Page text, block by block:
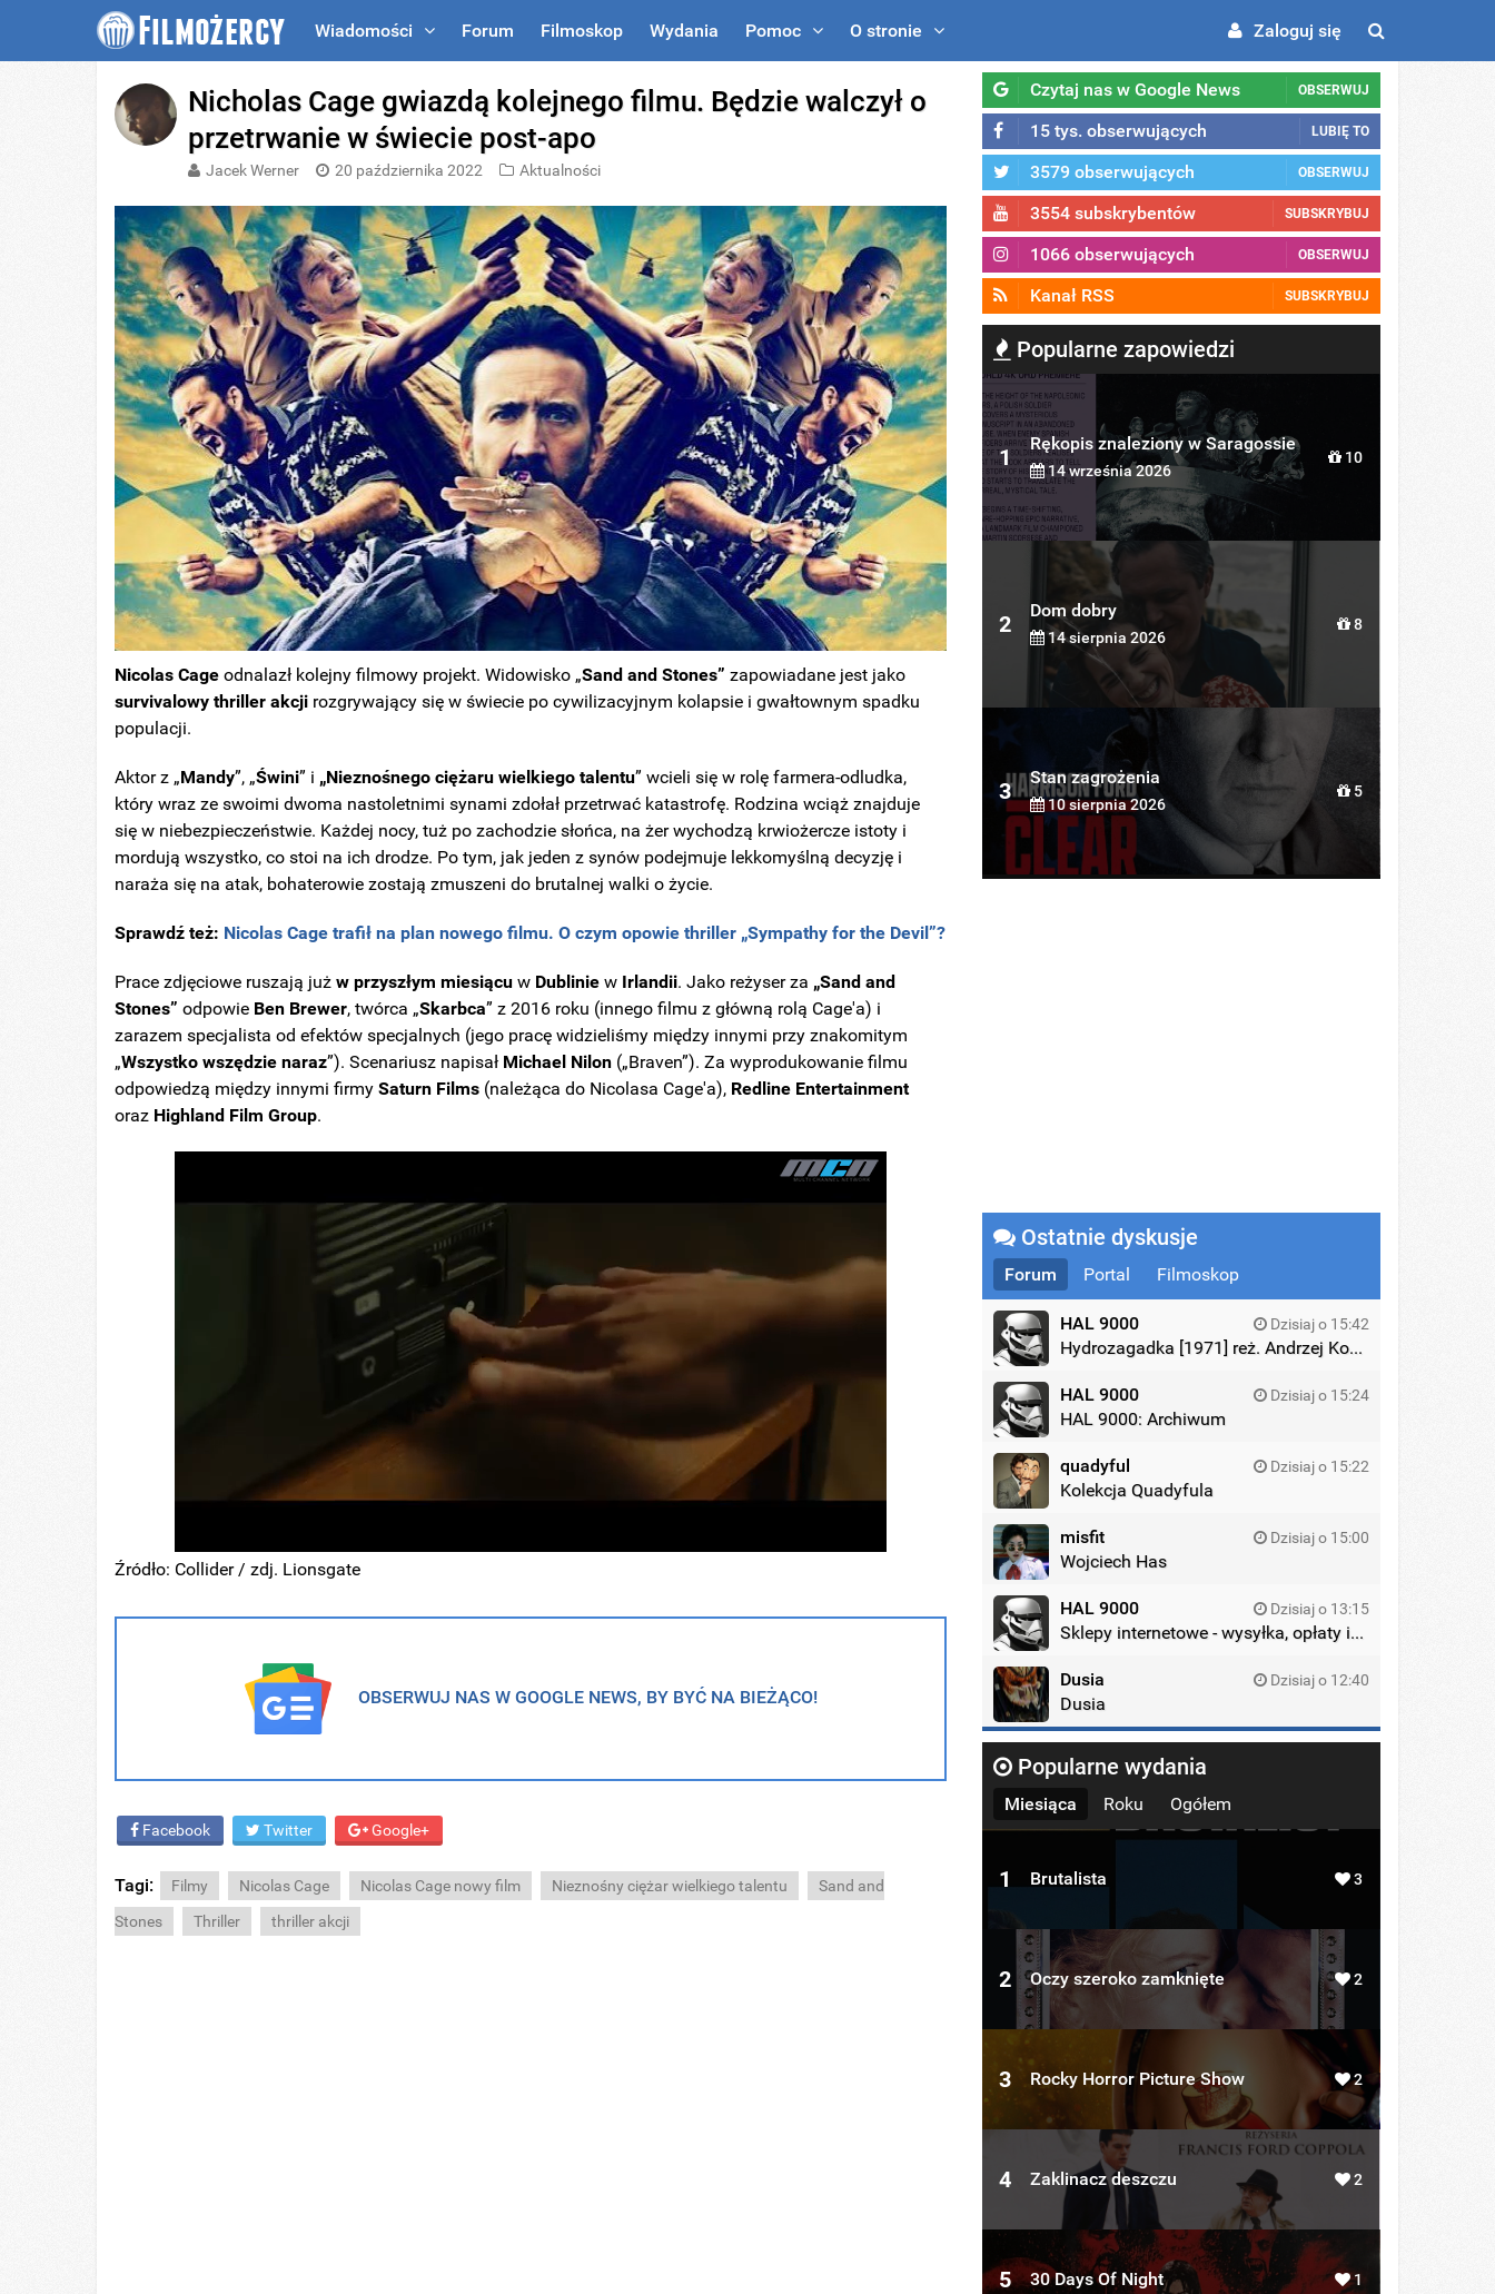
Wiadomości Forum Filmoskop Wydania Pomoc O stronie Zaloguj się
Nicholas Cage gwiazdą kolejnego filmu. Będzie walczył o
przetrwanie w świecie post-apo
Jacek Werner 20 października 2022 Aktualności
Nicolas Cage odnalazł kolejny filmowy projekt. Widowisko „Sand and Stones” zapowiadane jest jako
survivalowy thriller akcji rozgrywający się w świecie po cywilizacyjnym kolapsie i gwałtownym spadku
populacji.
Aktor z „Mandy”, „Świni” i „Nieznośnego ciężaru wielkiego talentu” wcieli się w rolę farmera-odludka,
który wraz ze swoimi dwoma nastoletnimi synami zdołał przetrwać katastrofę. Rodzina wciąż znajduje
się w niebezpieczeństwie. Każdej nocy, tuż po zachodzie słońca, na żer wychodzą krwiożercze istoty i
mordują wszystko, co stoi na ich drodze. Po tym, jak jeden z synów podejmuje lekkomyślną decyzję i
naraża się na atak, bohaterowie zostają zmuszeni do brutalnej walki o życie.
Sprawdź też: Nicolas Cage trafił na plan nowego filmu. O czym opowie thriller „Sympathy for the Devil”?
Prace zdjęciowe ruszają jużw przyszłym miesiącu w Dublinie w Irlandii. Jako reżyser za „Sand and
Stones” odpowie Ben Brewer, twórca „Skarbca” z 2016 roku (innego filmu z główną rolą Cage'a) i
zarazem specjalista od efektów specjalnych (jego pracę widzieliśmy między innymi przy znakomitym
„Wszystko wszędzie naraz”). Scenariusz napisał Michael Nilon („Braven”). Za wyprodukowanie filmu
odpowiedzą między innymi firmySaturn Films (należąca do Nicolasa Cage'a), Redline Entertainment
oraz Highland Film Group.
Źródło: Collider / zdj. Lionsgate
OBSERWUJ NAS W GOOGLE NEWS, BY BYĆ NA BIEŻĄCO!
Facebook Twitter Google+
Tagi: Filmy Nicolas Cage Nicolas Cage nowy film Nieznośny ciężar wielkiego talentu
Sand and
Stones
Thriller thriller akcji
Czytaj nas w Google News OBSERWUJ
15 tys. obserwujących LUBIĘ TO
3579 obserwujących OBSERWUJ
3554 subskrybentów SUBSKRYBUJ
1066 obserwujących OBSERWUJ
Kanał RSS SUBSKRYBUJ
Popularne zapowiedzi
1
Rękopis znaleziony w Saragossie
14 września 2026
10
2
Dom dobry
14 sierpnia 2026
8
3
Stan zagrożenia
10 sierpnia 2026
5
Ostatnie dyskusje
Forum Portal Filmoskop
HAL 9000 Dzisiaj o 15:42
Hydrozagadka [1971] reż. Andrzej Kondratiuk
HAL 9000 Dzisiaj o 15:24
HAL 9000: Archiwum
quadyful Dzisiaj o 15:22
Kolekcja Quadyfula
misfit Dzisiaj o 15:00
Wojciech Has
HAL 9000 Dzisiaj o 13:15
Sklepy internetowe - wysyłka, opłaty itd.
Dusia Dzisiaj o 12:40
Dusia
Popularne wydania
Miesiąca Roku Ogółem
1 Brutalista 3
2 Oczy szeroko zamknięte 2
3 Rocky Horror Picture Show 2
4 Zaklinacz deszczu 2
5 30 Days Of Night 1